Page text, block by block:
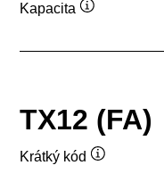
Kapacita
TX12 (FA)
Krátký kód